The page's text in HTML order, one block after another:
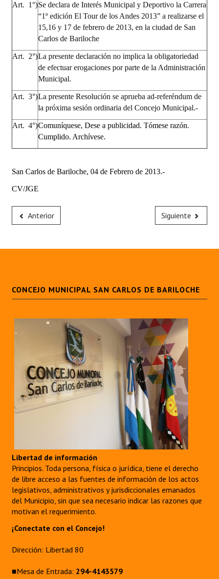
Entrega de distinciones
REFORMA DE LA CARTA ORGÁNICA
Art. 1°)Se declara de Interés Municipal y Deportivo la Carrera
“1º edición El Tour de los Andes 2013” a realizarse el
15,16 y 17 de febrero de 2013, en la ciudad de San
Carlos de Bariloche
Art. 2°)La presente declaración no implica la obligatoriedad
de efectuar erogaciones por parte de la Administración
Municipal.
Art. 3°)La presente Resolución se aprueba ad-referéndum de
la próxima sesión ordinaria del Concejo Municipal.-
Art. 4°)Comuníquese, Dese a publicidad. Tómese razón.
Cumplido. Archívese.
San Carlos de Bariloche, 04 de Febrero de 2013.-
CV/JGE
Anterior Siguiente
CONCEJO MUNICIPAL SAN CARLOS DE BARILOCHE
Libertad de información
Principios. Toda persona, física o jurídica, tiene el derecho
de libre acceso a las fuentes de información de los actos
legislativos, administrativos y jurisdiccionales emanados
del Municipio, sin que sea necesario indicar las razones que
motivan el requerimiento.
¡Conectate con el Concejo!
Dirección: Libertad 80
■Mesa de Entrada: 294-4143579